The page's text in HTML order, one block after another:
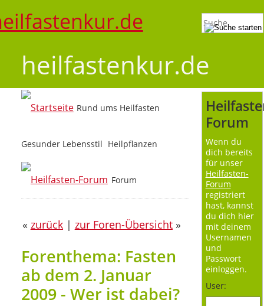
heilfastenkur.de
Forum
Wenn du
dich bereits
für unser
Heilfasten-
Forum
registriert
hast, kannst
du dich hier
mit deinem
Usernamen
und
Passwort
einloggen.
User:
Rund ums Heilfasten
Gesunder Lebensstil Heilpflanzen
Forum
« zurück| zur Foren-Übersicht»
Forenthema: Fasten
ab dem 2. Januar
2009 - Wer ist dabei?